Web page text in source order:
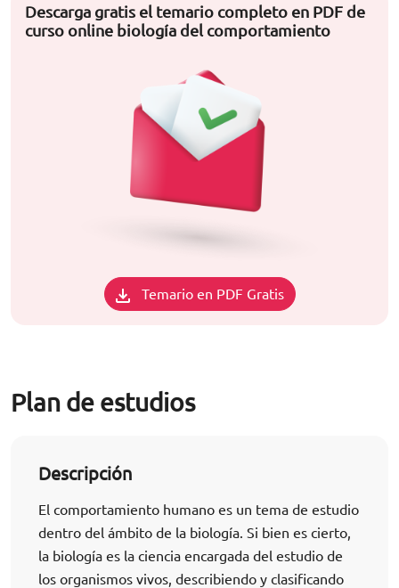
Descarga gratis el temario completo en PDF de
curso online biología del comportamiento
Temario en PDF Gratis
Plan de estudios
Descripción
El comportamiento humano es un tema de estudio
dentro del ámbito de la biología. Si bien es cierto,
la biología es la ciencia encargada del estudio de
los organismos vivos, describiendo y clasificando